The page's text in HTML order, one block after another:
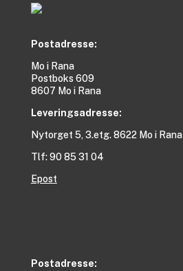
Postadresse:
Mo i Rana
Postboks 609
8607 Mo i Rana
Leveringsadresse:
Nytorget 5, 3.etg. 8622 Mo i Rana
Tlf: 90 85 31 04
Epost
Postadresse: